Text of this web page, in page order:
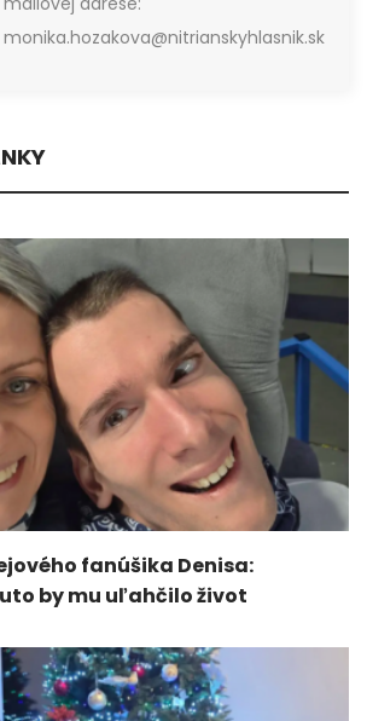
monika.hozakova@nitrianskyhlasnik.sk
fanúšika Denisa:
by mu uľahčilo život